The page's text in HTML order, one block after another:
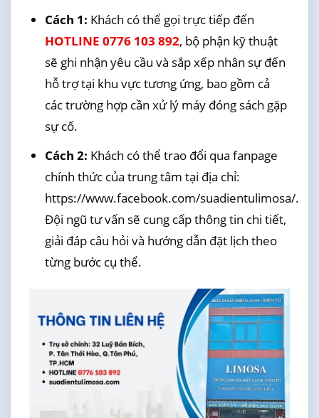
Cách 1: Khách có thể gọi trực tiếp đến
HOTLINE 0776 103 892, bộ phận kỹ thuật
sẽ ghi nhận yêu cầu và sắp xếp nhân sự đến
hỗ trợ tại khu vực tương ứng, bao gồm cả
các trường hợp cần xử lý máy đóng sách gặp
sự cố.
Cách 2: Khách có thể trao đổi qua fanpage
chính thức của trung tâm tại địa chỉ:
https://www.facebook.com/suadientulimosa/.
Đội ngũ tư vấn sẽ cung cấp thông tin chi tiết,
giải đáp câu hỏi và hướng dẫn đặt lịch theo
từng bước cụ thể.